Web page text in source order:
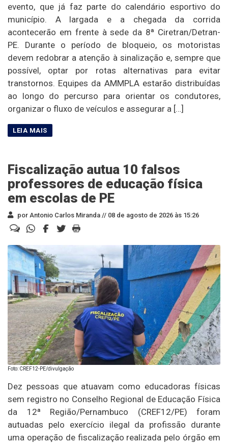
evento, que já faz parte do calendário esportivo do
município. A largada e a chegada da corrida
acontecerão em frente à sede da 8ª Ciretran/Detran-
PE. Durante o período de bloqueio, os motoristas
devem redobrar a atenção à sinalização e, sempre que
possível, optar por rotas alternativas para evitar
transtornos. Equipes da AMMPLA estarão distribuídas
ao longo do percurso para orientar os condutores,
organizar o fluxo de veículos e assegurar a […]
Fiscalização autua 10 falsos
professores de educação física
em escolas de PE
por Antonio Carlos Miranda // 08 de agosto de 2026 às 15:26
Foto: CREF12-PE/divulgação
Dez pessoas que atuavam como educadoras físicas
sem registro no Conselho Regional de Educação Física
da 12ª Região/Pernambuco (CREF12/PE) foram
autuadas pelo exercício ilegal da profissão durante
uma operação de fiscalização realizada pelo órgão em